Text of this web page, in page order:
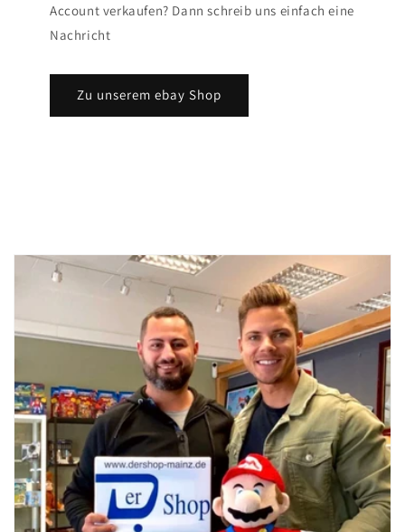
Account verkaufen? Dann schreib uns einfach eine
Nachricht
Zu unserem ebay Shop